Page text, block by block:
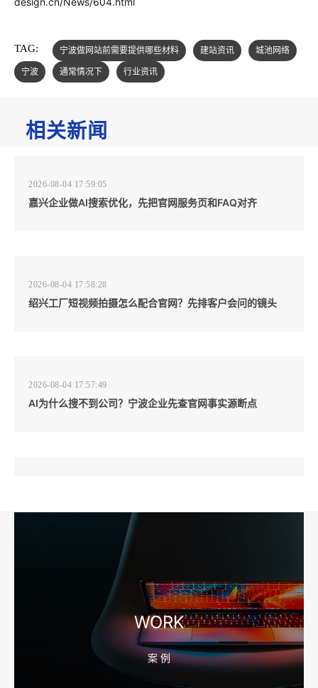
TAG: 宁波做网站前需要提供哪些材料 建站资讯
城池网络
宁波
通常情况下 行业资讯
相关新闻
2026-08-04 17:59:05
嘉兴企业做AI搜索优化，先把官网服务页和FAQ对齐
2026-08-04 17:58:28
绍兴工厂短视频拍摄怎么配合官网？先排客户会问的镜头
2026-08-04 17:57:49
AI为什么搜不到公司？宁波企业先查官网事实源断点
宁波高端网站建设公司推荐，移动端验收别放到最后
WORK
案 例